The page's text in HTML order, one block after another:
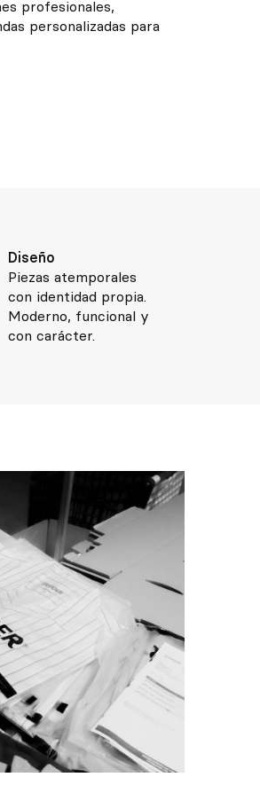
profesionales,
personalizadas para
Diseño
Piezas atemporales
con identidad propia.
Moderno, funcional y
con carácter.